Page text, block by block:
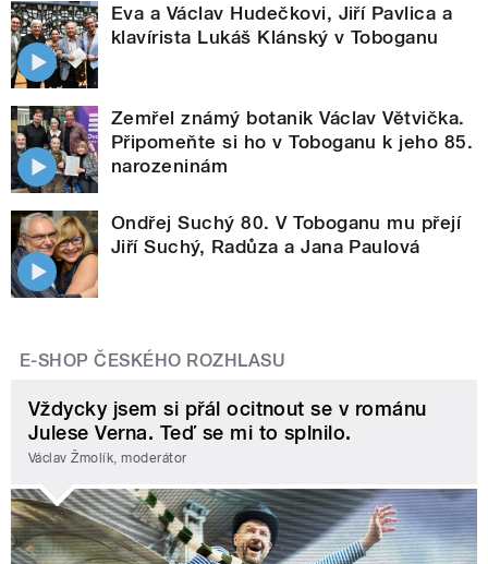
Eva a Václav Hudečkovi, Jiří Pavlica a
klavírista Lukáš Klánský v Toboganu
Zemřel známý botanik Václav Větvička.
Připomeňte si ho v Toboganu k jeho 85.
narozeninám
Ondřej Suchý 80. V Toboganu mu přejí
Jiří Suchý, Radůza a Jana Paulová
E-SHOP ČESKÉHO ROZHLASU
Vždycky jsem si přál ocitnout se v románu
Julese Verna. Teď se mi to splnilo.
Václav Žmolík, moderátor